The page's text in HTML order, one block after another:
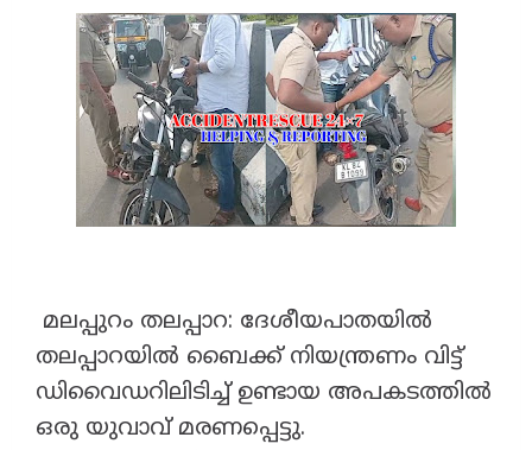
മലപ്പുറം ​തലപ്പാറ: ദേശീയപാതയിൽ
തലപ്പാറയിൽ ബൈക്ക് നിയന്ത്രണം വിട്ട്
ഡിവൈഡറിലിടിച്ച് ഉണ്ടായ അപകടത്തിൽ
ഒരു യുവാവ് മരണപ്പെട്ടു.